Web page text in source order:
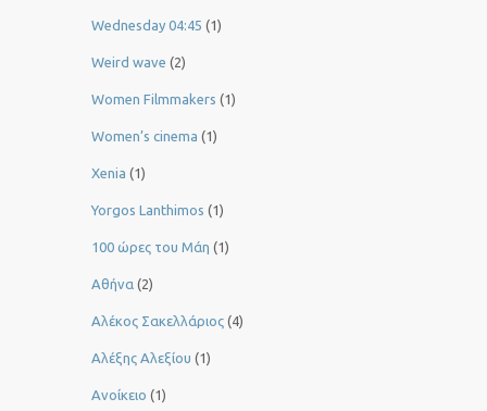
Wednesday 04:45 (1)
Weird wave (2)
Women Filmmakers (1)
Women’s cinema (1)
Xenia (1)
Yorgos Lanthimos (1)
100 ώρες του Μάη (1)
Αθήνα (2)
Αλέκος Σακελλάριος (4)
Αλέξης Αλεξίου (1)
Ανοίκειο (1)